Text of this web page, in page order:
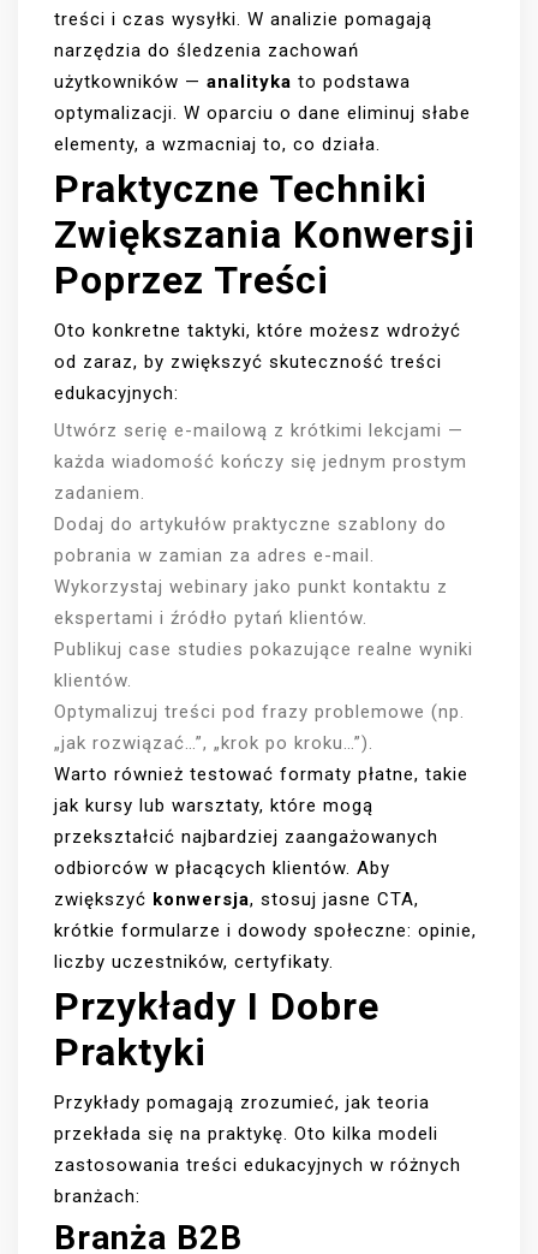
treści i czas wysyłki. W analizie pomagają
narzędzia do śledzenia zachowań
użytkowników — analityka to podstawa
optymalizacji. W oparciu o dane eliminuj słabe
elementy, a wzmacniaj to, co działa.
Praktyczne Techniki
Zwiększania Konwersji
Poprzez Treści
Oto konkretne taktyki, które możesz wdrożyć
od zaraz, by zwiększyć skuteczność treści
edukacyjnych:
Utwórz serię e-mailową z krótkimi lekcjami —
każda wiadomość kończy się jednym prostym
zadaniem.
Dodaj do artykułów praktyczne szablony do
pobrania w zamian za adres e-mail.
Wykorzystaj webinary jako punkt kontaktu z
ekspertami i źródło pytań klientów.
Publikuj case studies pokazujące realne wyniki
klientów.
Optymalizuj treści pod frazy problemowe (np.
„jak rozwiązać…”, „krok po kroku…”).
Warto również testować formaty płatne, takie
jak kursy lub warsztaty, które mogą
przekształcić najbardziej zaangażowanych
odbiorców w płacących klientów. Aby
zwiększyć konwersja, stosuj jasne CTA,
krótkie formularze i dowody społeczne: opinie,
liczby uczestników, certyfikaty.
Przykłady I Dobre
Praktyki
Przykłady pomagają zrozumieć, jak teoria
przekłada się na praktykę. Oto kilka modeli
zastosowania treści edukacyjnych w różnych
branżach:
Branża B2B